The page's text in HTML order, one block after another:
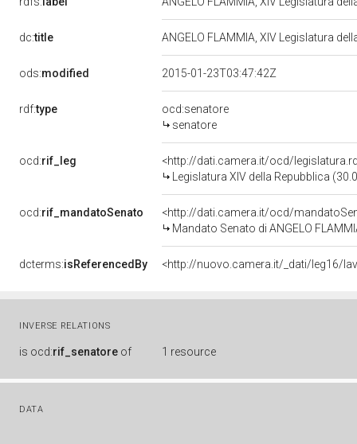
dc:title ANGELO FLAMMIA, XIV Legislatura
ods:modified 2015-01-23T03:47:42Z
rdf:type
ocd:senatore
senatore
ocd:rif_leg
<http://dati.camera.it/ocd/
Legislatura XIV della Repubblica
ocd:rif_mandatoSenato
<http://dati.camera.it/ocd/
Mandato Senato di ANGELO
dcterms:isReferencedBy
INVERSE RELATIONS
is ocd:rif_senatore of 1 resource
DATA